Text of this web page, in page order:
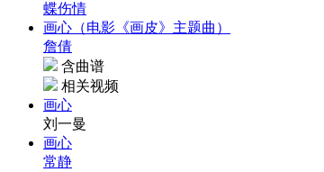
蝶伤情
画心（电影《画皮》主题曲）
詹倩
含曲谱
相关视频
画心
刘一曼
画心
常静